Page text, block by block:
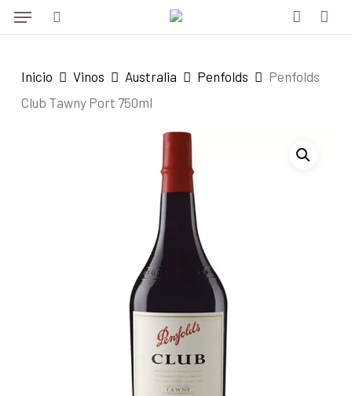
Skip
content
Menu
Inicio Vinos Australia Penfolds
Penfolds
Club Tawny Port 750ml